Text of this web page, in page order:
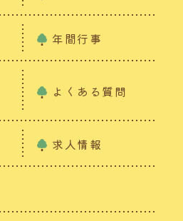
年間行事
よくある質問
求人情報